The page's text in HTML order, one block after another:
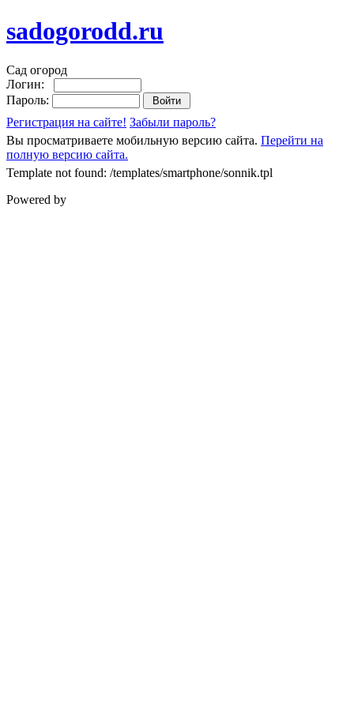
sadogorodd.ru
Сад огород
Логин:
Пароль:
Регистрация на сайте! Забыли пароль?
Вы просматриваете мобильную версию сайта. Перейти на
полную версию сайта.
Template not found: /templates/smartphone/sonnik.tpl
Powered by